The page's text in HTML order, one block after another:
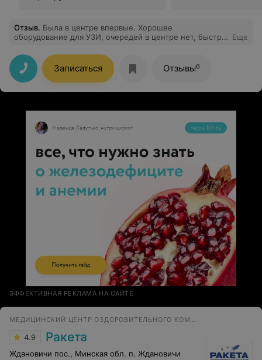
Отзыв. Была в центре впервые. Хорошее
оборудование для УЗИ, очередей в центре нет, быстро
Обслуживание 10/10.
Еще
Записаться Отзывы6
ЭФФЕКТИВНАЯ РЕКЛАМА НА САЙТЕ
МЕДИЦИНСКИЙ ЦЕНТР ОЗДОРОВИТЕЛЬНОГО КОМПЛЕКСА
4.9 Ракета
Ждановичи пос., Минская обл. п. Ждановичи